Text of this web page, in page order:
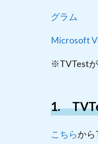
ーブルテ
場合
1.5
し設定
グラム
Microsoft
※TVTestが
1.
こちらから